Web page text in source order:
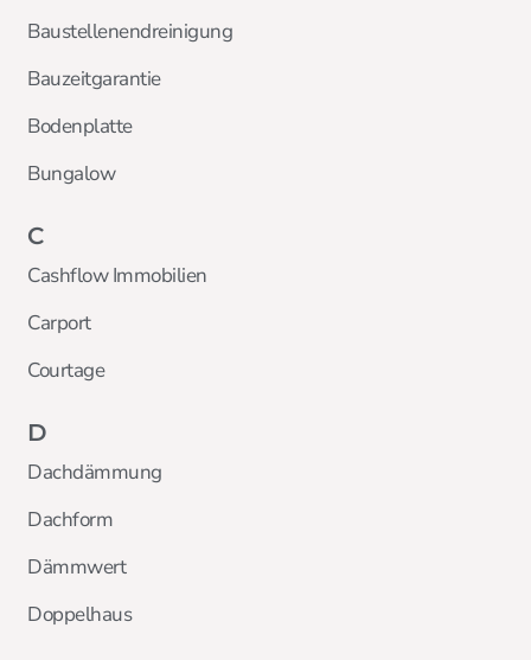
Baustellenendreinigung
Bauzeitgarantie
Bodenplatte
Bungalow
C
Cashflow Immobilien
Carport
Courtage
D
Dachdämmung
Dachform
Dämmwert
Doppelhaus